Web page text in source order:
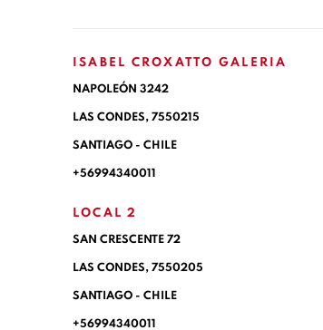
ISABEL CROXATTO GALERIA
NAPOLEÓN 3242
LAS CONDES, 7550215
SANTIAGO - CHILE
+56994340011
LOCAL 2
SAN CRESCENTE 72
LAS CONDES, 7550205
SANTIAGO - CHILE
+56994340011